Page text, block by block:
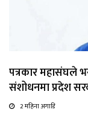
पत्रकार महासंघले
संशोधनमा प्रदेश
2 महिना अगाडि